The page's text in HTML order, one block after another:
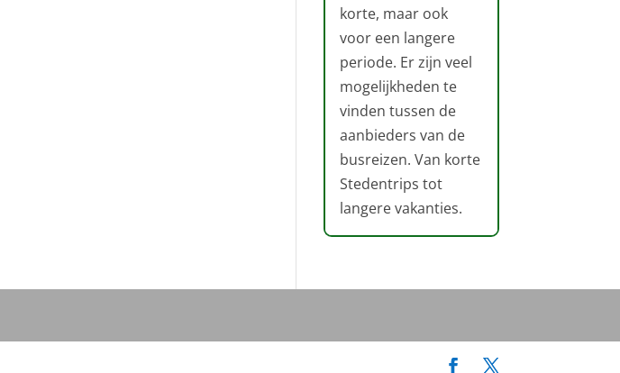
korte, maar ook
voor een langere
periode. Er zijn veel
mogelijkheden te
vinden tussen de
aanbieders van de
busreizen. Van korte
Stedentrips tot
langere vakanties.